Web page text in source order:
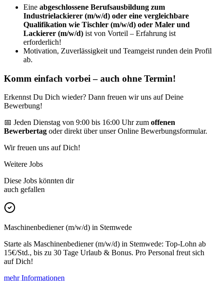
Eine abgeschlossene Berufsausbildung zum
Industrielackierer (m/w/d) oder eine vergleichbare
Qualifikation wie Tischler (m/w/d) oder Maler und
Lackierer (m/w/d) ist von Vorteil – Erfahrung ist
erforderlich!
Motivation, Zuverlässigkeit und Teamgeist runden dein Profil
ab.
Komm einfach vorbei – auch ohne Termin!
Erkennst Du Dich wieder? Dann freuen wir uns auf Deine
Bewerbung!
📅 Jeden Dienstag von 9:00 bis 16:00 Uhr zum offenen
Bewerbertag oder direkt über unser Online Bewerbungsformular.
Wir freuen uns auf Dich!
Weitere Jobs
Diese Jobs könnten dir
auch gefallen
Maschinenbediener (m/w/d) in Stemwede
Starte als Maschinenbediener (m/w/d) in Stemwede: Top-Lohn ab
15€/Std., bis zu 30 Tage Urlaub & Bonus. Pro Personal freut sich
auf Dich!
mehr Informationen